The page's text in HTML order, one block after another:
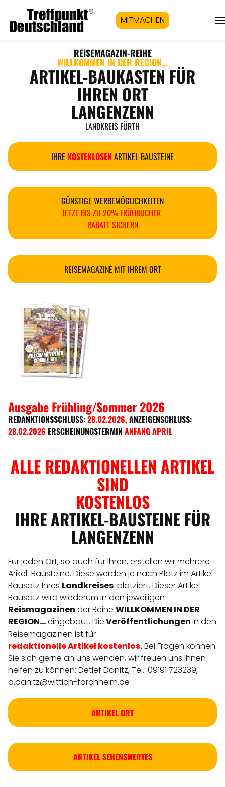
MITMACHEN
REISEMAGAZIN-REIHE
WILLKOMMEN IN DER REGION...
ARTIKEL-BAUKASTEN FÜR
IHREN ORT
LANGENZENN
LANDKREIS FÜRTH
IHRE KOSTENLOSEN ARTIKEL-BAUSTEINE
GÜNSTIGE WERBEMÖGLICHKEITEN
JETZT BIS ZU 20% FRÜHBUCHER
RABATT SICHERN
REISEMAGAZINE MIT IHREM ORT
Ausgabe Frühling/Sommer 2026
REDANKTIONSSCHLUSS:28.02.2026,ANZEIGENSCHLUSS:
28.02.2026 ERSCHEINUNGSTERMIN ANFANG APRIL
ALLE REDAKTIONELLEN ARTIKEL
SIND
KOSTENLOS
IHRE ARTIKEL-BAUSTEINE FÜR
LANGENZENN
Für jeden Ort, so auch für Ihren, erstellen wir mehrere
Arikel-Bausteine. Diese werden je nach Platz im Artikel-
Bausatz Ihres Landkreises platziert. Dieser Artikel-
Bausatz wird wiederum in den jeweiligen
Reismagazinen der Reihe WILLKOMMEN IN DER
REGION...eingebaut. DieVeröffentlichungenin den
Reisemagazinen ist für
redaktionelleArtikel kostenlos.Bei Fragen können
Sie sich gerne an uns wenden, wir freuen uns Ihnen
helfen zu können: Detlef Danitz, Tel.: 09191 723239,
d.danitz@wittich-forchheim.de
ARTIKEL ORT
ARTIKEL SEHENSWERTES